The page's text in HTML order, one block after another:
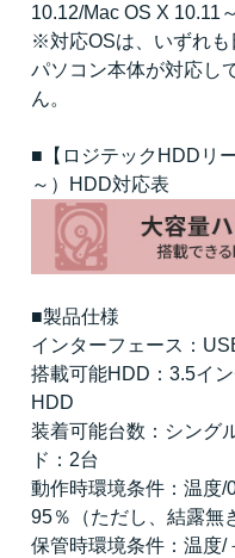
10.12/Mac OS X 10.11
※対応OSは、いずれも
パソコン本体が対応し
ん。
■【ロジテックHDDリ
～）HDD対応表
■製品仕様
インターフェース：
搭載可能HDD：3.5イン
HDD
装着可能台数：シング
ド：2台
動作時環境条件：温
95％（ただし、結露無
保管時環境条件：温